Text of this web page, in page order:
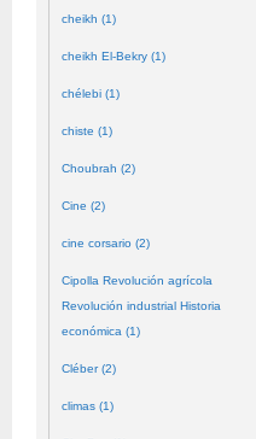
cheikh (1)
cheikh El-Bekry (1)
chélebi (1)
chiste (1)
Choubrah (2)
Cine (2)
cine corsario (2)
Cipolla Revolución agrícola
Revolución industrial Historia
económica (1)
Cléber (2)
climas (1)